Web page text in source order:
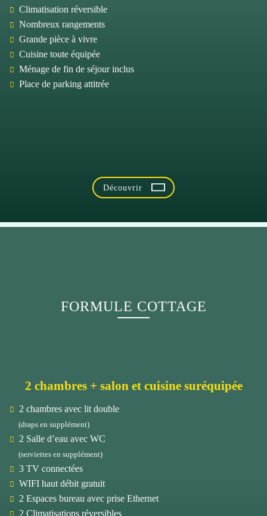
Découvrir
Climatisation réversible
Nombreux rangements
Grande pièce à vivre
Cuisine toute équipée
Ménage de fin de séjour inclus
Place de parking attitrée
FORMULE COTTAGE
2 chambres + salon et cuisine suréquipée
2 chambres avec lit double
(draps en supplément)
2 Salle d’eau avec WC
(serviettes en supplément)
3 TV connectées
WIFI haut débit gratuit
2 Espaces bureau avec prise Ethernet
2 Climatisations réversibles